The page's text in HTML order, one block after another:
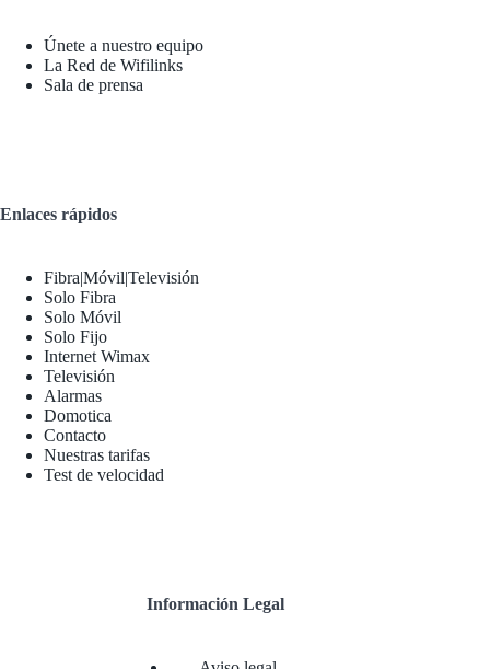
Únete a nuestro equipo
La Red de Wifilinks
Sala de prensa
Enlaces rápidos
Fibra|Móvil|Televisión
Solo Fibra
Solo Móvil
Solo Fijo
Internet Wimax
Televisión
Alarmas
Domotica
Contacto
Nuestras tarifas
Test de velocidad
Información Legal